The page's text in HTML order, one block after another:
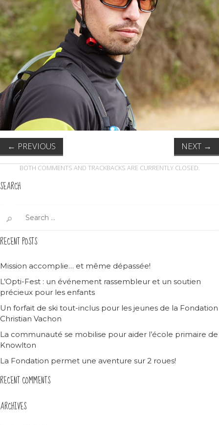
← PREVIOUS NEXT →
BOTH COMMENTS AND TRACKBACKS ARE CURRENTLY CLOSED.
SEARCH
for:
RECENT POSTS
Mission accomplie… et même dépassée!
L’Opti-Fest : un événement rassembleur et un soutien
précieux pour les enfants
Un forfait de ski tout-inclus pour les jeunes de la Fondation
Christian Vachon
La communauté se mobilise pour aider l’école primaire de
Knowlton
La Fondation permet une aventure sur 2 roues!
RECENT COMMENTS
ARCHIVES